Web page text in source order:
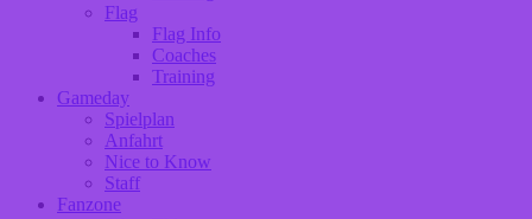
Flag
Flag Info
Coaches
Training
Gameday
Spielplan
Anfahrt
Nice to Know
Staff
Fanzone